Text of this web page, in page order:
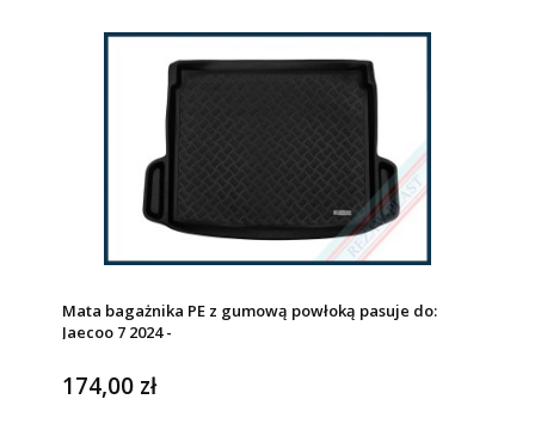
Mata bagażnika PE z gumową powłoką pasuje do:
Jaecoo 7 2024 -
174,00 zł